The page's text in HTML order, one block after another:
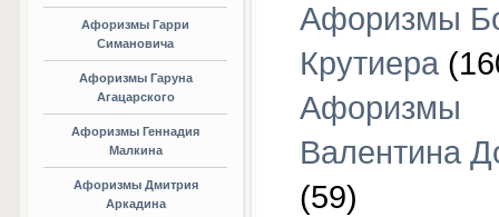
Афоризмы Гарри
Симановича
Афоризмы Гаруна
Агацарского
Афоризмы Геннадия
Малкина
Афоризмы Дмитрия
Аркадина
Афоризмы
Крутиера
Афоризмы
Валентина
(59)